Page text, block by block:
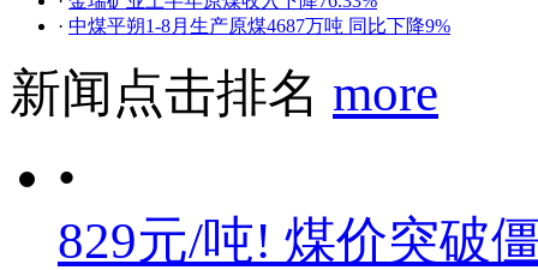
· 中煤平朔1-8月生产原煤4687万吨 同比下降9%
新闻点击排名 more
•
829元/吨! 煤价突破